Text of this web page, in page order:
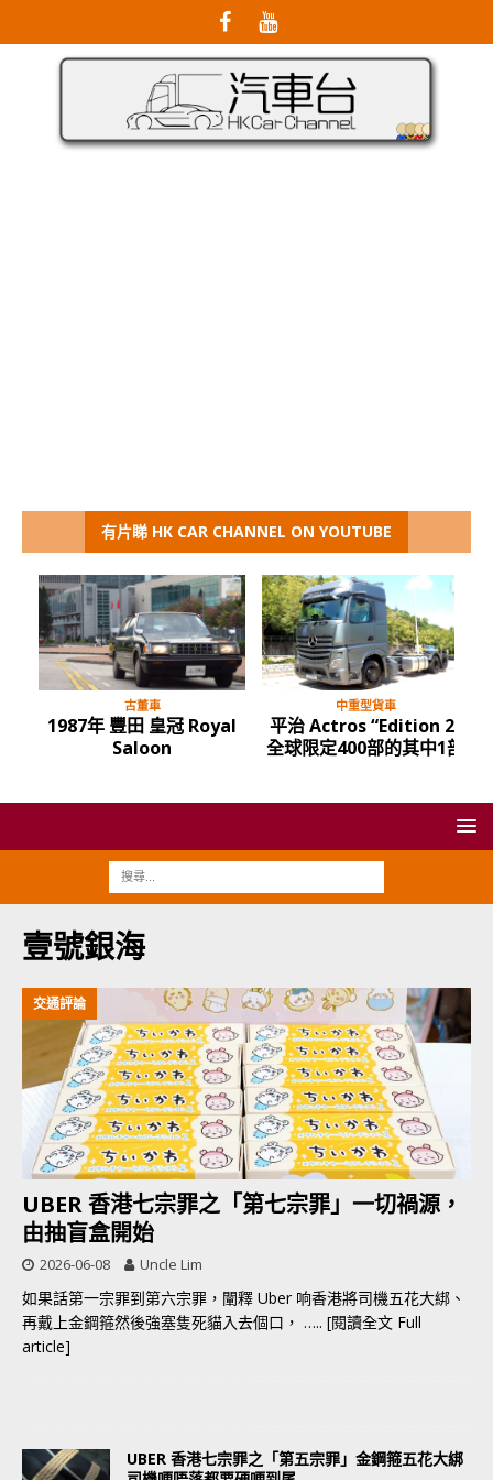
有片睇 HK CAR CHANNEL ON YOUTUBE
古董車
1987年 豐田 皇冠 Royal
Saloon
中重型貨車
平治 Actros “Edition 2”
全球限定400部的其中1部
壹號銀海
交通評論
UBER 香港七宗罪之「第七宗罪」一切禍源，
由抽盲盒開始
2026-06-08 Uncle Lim
如果話第一宗罪到第六宗罪，闡釋 Uber 响香港將司機五花大綁、
再戴上金鋼箍然後強塞隻死貓入去個口， ….. [閱讀全文 Full
article]
UBER 香港七宗罪之「第五宗罪」金鋼箍五花大綁